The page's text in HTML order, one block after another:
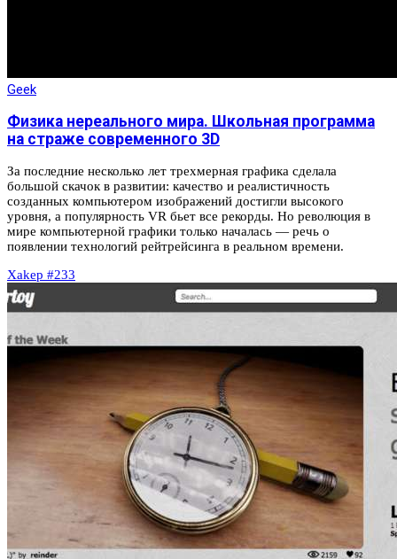
Geek
Физика нереального мира. Школьная программа
на страже современного 3D
За последние несколько лет трехмерная графика сделала
большой скачок в развитии: качество и реалистичность
созданных компьютером изображений достигли высокого
уровня, а популярность VR бьет все рекорды. Но революция в
мире компьютерной графики только началась — речь о
появлении технологий рейтрейсинга в реальном времени.
Xakep #233